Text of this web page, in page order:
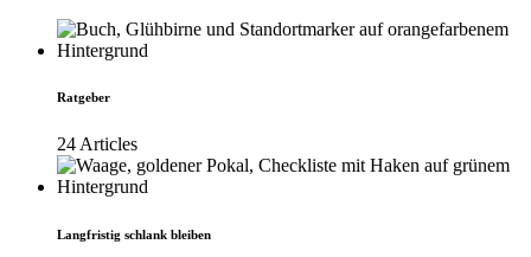
Ratgeber
24 Articles
Langfristig schlank bleiben